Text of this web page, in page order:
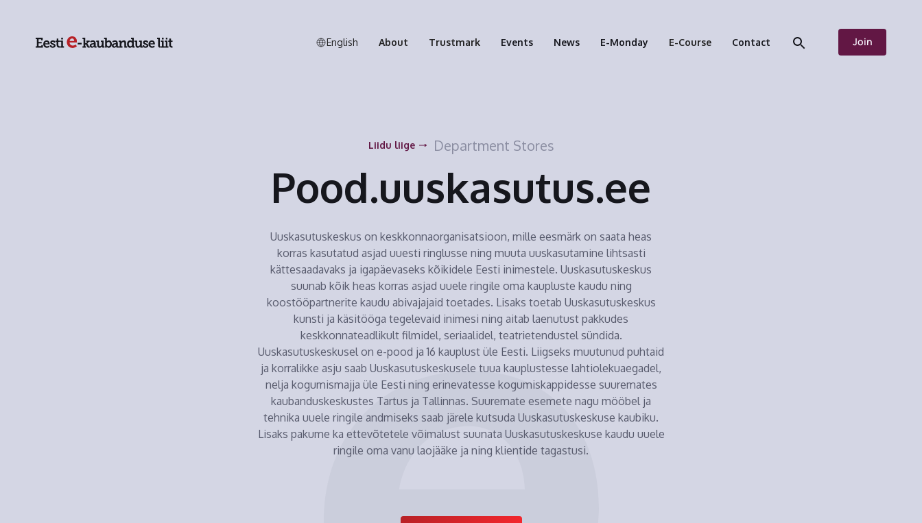
English About Trustmark Events News E-Monday E-Course Contact Join
Liidu liige Department Stores
Pood.uuskasutus.ee
Uuskasutuskeskus on keskkonnaorganisatsioon, mille eesmärk on saata heas
korras kasutatud asjad uuesti ringlusse ning muuta uuskasutamine lihtsasti
kättesaadavaks ja igapäevaseks kõikidele Eesti inimestele. Uuskasutuskeskus
suunab kõik heas korras asjad uuele ringile oma kaupluste kaudu ning
koostööpartnerite kaudu abivajajaid toetades. Lisaks toetab Uuskasutuskeskus
kunsti ja käsitööga tegelevaid inimesi ning aitab laenutust pakkudes
keskkonnateadlikult filmidel, seriaalidel, teatrietendustel sündida.
Uuskasutuskeskusel on e-pood ja 16 kauplust üle Eesti. Liigseks muutunud puhtaid
ja korralikke asju saab Uuskasutuskeskusele tuua kauplustesse lahtiolekuaegadel,
nelja kogumismajja üle Eesti ning erinevatesse kogumiskappidesse suuremates
kaubanduskeskustes Tartus ja Tallinnas. Suuremate esemete nagu mööbel ja
tehnika uuele ringile andmiseks saab järele kutsuda Uuskasutuskeskuse kaubiku.
Lisaks pakume ka ettevõtetele võimalust suunata Uuskasutuskeskuse kaudu uuele
ringile oma vanu laojääke ja ning klientide tagastusi.